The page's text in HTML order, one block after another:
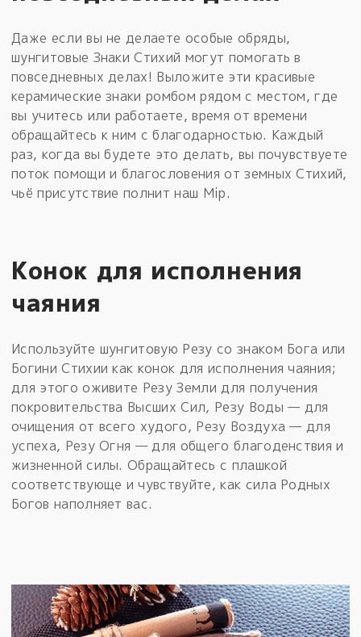
Даже если вы не делаете особые обряды,
шунгитовые Знаки Стихий могут помогать в
повседневных делах! Выложите эти красивые
керамические знаки ромбом рядом с местом, где
вы учитесь или работаете, время от времени
обращайтесь к ним с благодарностью. Каждый
раз, когда вы будете это делать, вы почувствуете
поток помощи и благословения от земных Стихий,
чьё присутствие полнит наш Мiр.
Конок для исполнения
чаяния
Используйте шунгитовую Резу со знаком Бога или
Богини Стихии как конок для исполнения чаяния;
для этого оживите Резу Земли для получения
покровительства Высших Сил, Резу Воды — для
очищения от всего худого, Резу Воздуха — для
успеха, Резу Огня — для общего благоденствия и
жизненной силы. Обращайтесь с плашкой
соответствующе и чувствуйте, как сила Родных
Богов наполняет вас.